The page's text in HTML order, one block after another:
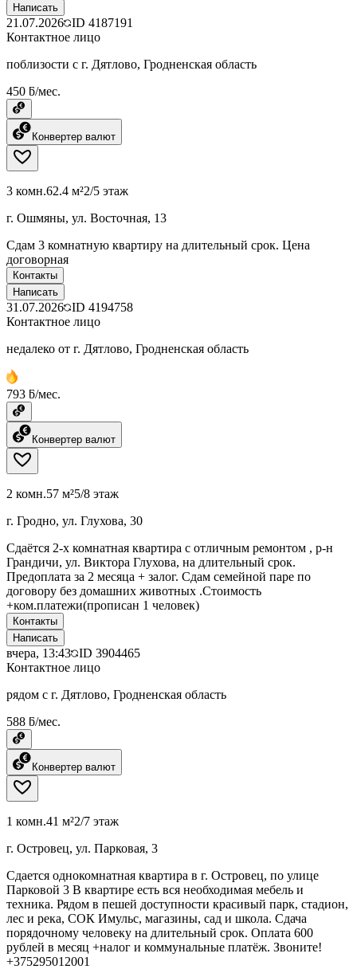
Написать
21.07.2026 ID 4187191
Контактное лицо
поблизости с г. Дятлово, Гродненская область
450 ƃ/мес.
Конвертер валют
3 комн.62.4 м²2/5 этаж
г. Ошмяны, ул. Восточная, 13
Сдам 3 комнатную квартиру на длительный срок. Цена
договорная
Контакты
Написать
31.07.2026 ID 4194758
Контактное лицо
недалеко от г. Дятлово, Гродненская область
793 ƃ/мес.
Конвертер валют
2 комн.57 м²5/8 этаж
г. Гродно, ул. Глухова, 30
Сдаётся 2-х комнатная квартира с отличным ремонтом , р-н
Грандичи, ул. Виктора Глухова, на длительный срок.
Предоплата за 2 месяца + залог. Сдам семейной паре по
договору без домашних животных .Стоимость
+ком.платежи(прописан 1 человек)
Контакты
Написать
вчера, 13:43 ID 3904465
Контактное лицо
рядом с г. Дятлово, Гродненская область
588 ƃ/мес.
Конвертер валют
1 комн.41 м²2/7 этаж
г. Островец, ул. Парковая, 3
Сдается однокомнатная квартира в г. Островец, по улице
Парковой 3 В квартире есть вся необходимая мебель и
техника. Рядом в пешей доступности красивый парк, стадион,
лес и река, СОК Имульс, магазины, сад и школа. Сдача
порядочному человеку на длительный срок. Оплата 600
рублей в месяц +налог и коммунальные платёж. Звоните!
+375295012001